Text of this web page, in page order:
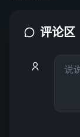
评论区